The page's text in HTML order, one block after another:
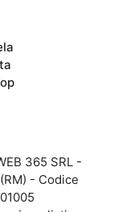
365 SRL -
- Codice